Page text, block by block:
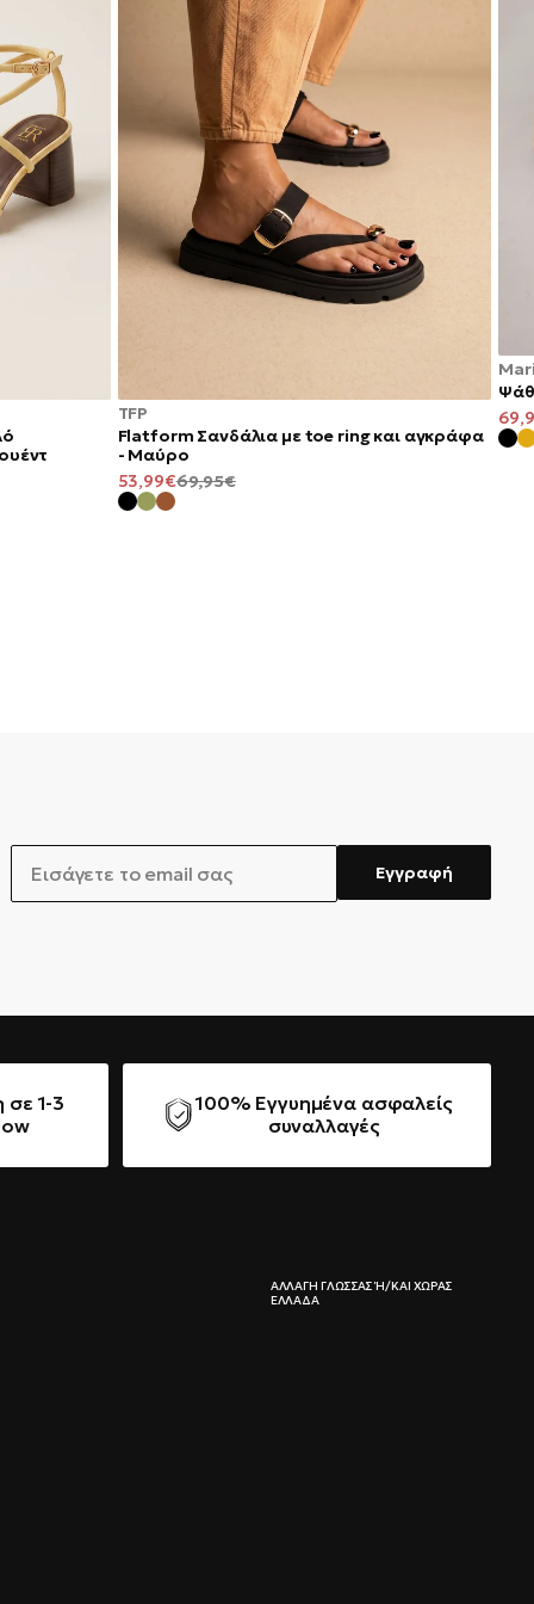
TFP
Flatform Σανδάλια με toe ring και αγκράφα
- Μαύρο
ΚΑΝΟΝΙΚΉ
69,95€
ΤΙΜΉ
ΠΡΟΣΦΟΡΆΣ
53,99€
EMAIL
Εγγραφή
1-3
100% Εγγυημένα ασφαλείς
συναλλαγές
ΑΛΛΑΓΉ ΓΛΏΣΣΑΣ Ή/ΚΑΙ ΧΏΡΑΣ Ε
ΛΛΆΔΑ